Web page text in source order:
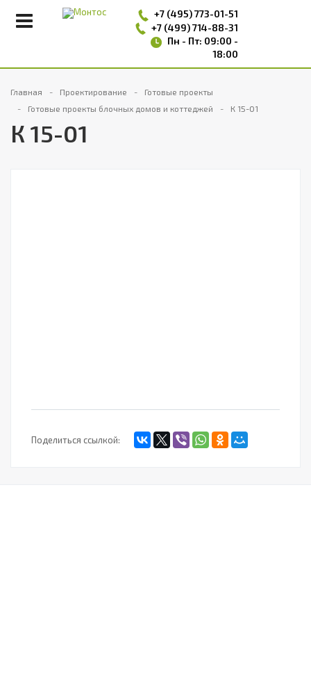
+7 (495)773-01-51
+7 (499) 714-88-31
Пн - Пт: 09:00 -
18:00
Главная Проектирование
Готовые проекты
Готовые проекты блочных домов и коттеджей
К 15-01
К 15-01
Поделиться ссылкой: